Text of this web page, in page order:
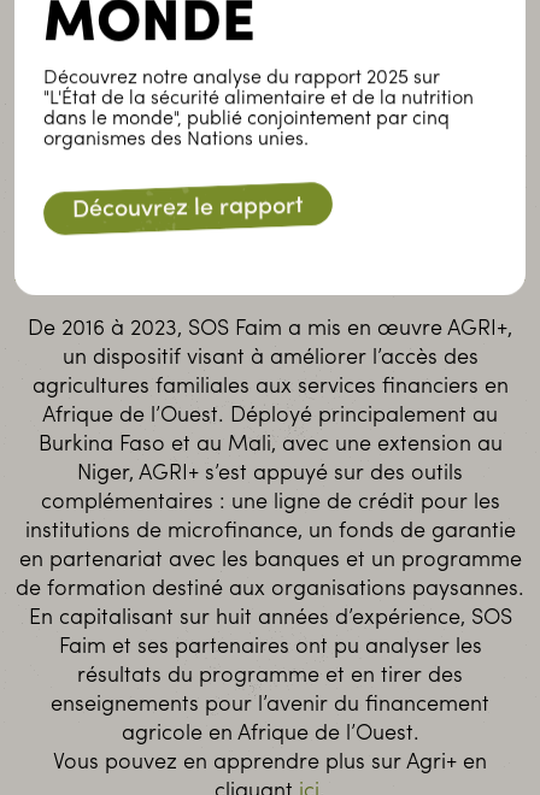
Prenant des parts dans des institutions
soutenant la finance agricole dans les pays du
Sud.
Le dispositif Agri+
développé par SOS Faim
De 2016 à 2023, SOS Faim a mis en œuvre AGRI+,
un dispositif visant à améliorer l’accès des
agricultures familiales aux services financiers en
Afrique de l’Ouest. Déployé principalement au
Burkina Faso et au Mali, avec une extension au
Niger, AGRI+ s’est appuyé sur des outils
complémentaires : une ligne de crédit pour les
institutions de microfinance, un fonds de garantie
en partenariat avec les banques et un programme
de formation destiné aux organisations paysannes.
En capitalisant sur huit années d’expérience, SOS
Faim et ses partenaires ont pu analyser les
résultats du programme et en tirer des
enseignements pour l’avenir du financement
agricole en Afrique de l’Ouest.
Vous pouvez en apprendre plus sur Agri+ en
MONDE
Découvrez notre analyse du rapport 2025 sur
"L'État de la sécurité alimentaire et de la nutrition
dans le monde", publié conjointement par cinq
organismes des Nations unies.
Découvrez le rapport